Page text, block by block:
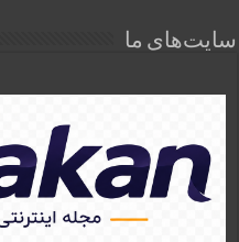
سایت‌های ما